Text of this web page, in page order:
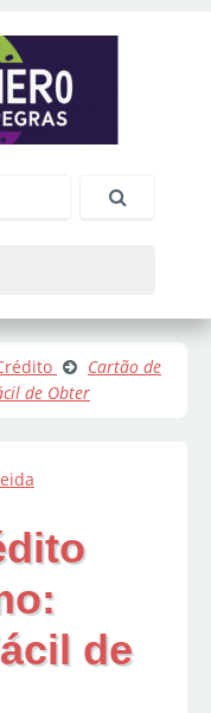
Cartão de
de Obter
de